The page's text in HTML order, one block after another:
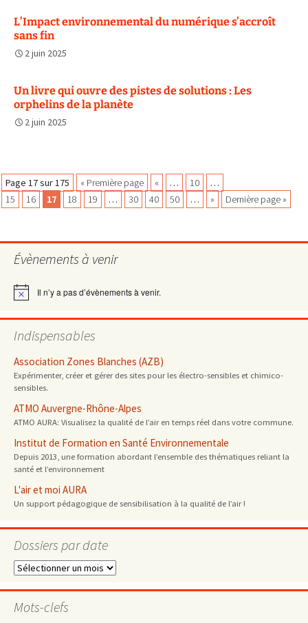
L’Impact environnemental du numérique s’accroît
sans fin
2 juin 2025
Un livre qui ouvre des pistes de solutions : Les
orphelins de la planète
2 juin 2025
Navigation
des
articles
Page 17 sur 175 « Première page « … 10
…
15
16 17 18 19 … 30 40 50 … » Dernière page »
Évènements à venir
Notice Il n’y a pas d’évènements à venir.
Indispensables
Association Zones Blanches (AZB)
Expérimenter, créer et gérer des sites pour les électro-sensibles et chimico-
sensibles.
ATMO Auvergne-Rhône-Alpes
ATMO AURA: Visualisez la qualité de l’air en temps réel dans votre commune.
Institut de Formation en Santé Environnementale
Depuis 2013, une formation abordant l’ensemble des thématiques reliant la
santé et l’environnement
L'air et moi AURA
Un support pédagogique de sensibilisation à la qualité de l’air !
Dossiers par date
Dossiers
date
Mots-clefs